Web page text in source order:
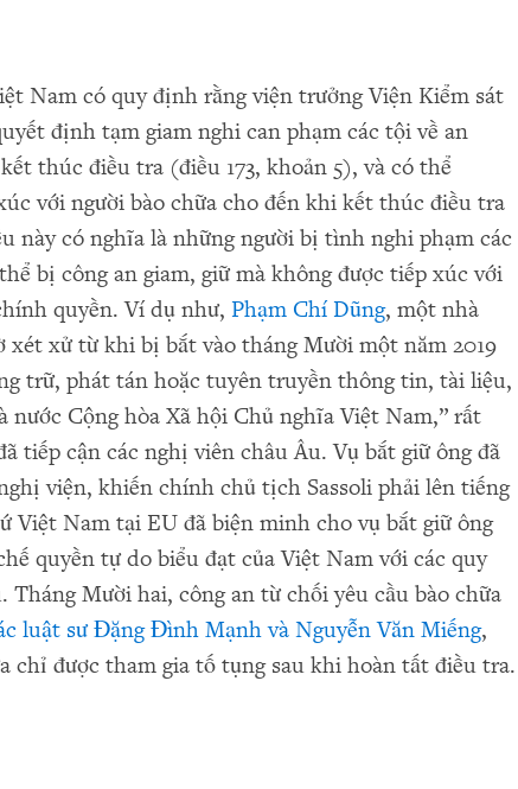
Nam có quy định rằng viện trưởng Viện Kiểm sát
định tạm giam nghi can phạm các tội về an
thúc điều tra (điều 173, khoản 5), và có thể
với người bào chữa cho đến khi kết thúc điều tra
này có nghĩa là những người bị tình nghi phạm các
bị công an giam, giữ mà không được tiếp xúc với
quyền. Ví dụ như, Phạm Chí Dũng, một nhà
xét xử từ khi bị bắt vào tháng Mười một năm 2019
trữ, phát tán hoặc tuyên truyền thông tin, tài liệu,
nước Cộng hòa Xã hội Chủ nghĩa Việt Nam,” rất
tiếp cận các nghị viên châu Âu. Vụ bắt giữ ông đã
viện, khiến chính chủ tịch Sassoli phải lên tiếng
Việt Nam tại EU đã biện minh cho vụ bắt giữ ông
quyền tự do biểu đạt của Việt Nam với các quy
Mười hai, công an từ chối yêu cầu bào chữa
luật sư Đặng Đình Mạnh và Nguyễn Văn Miếng,
chỉ được tham gia tố tụng sau khi hoàn tất điều tra.